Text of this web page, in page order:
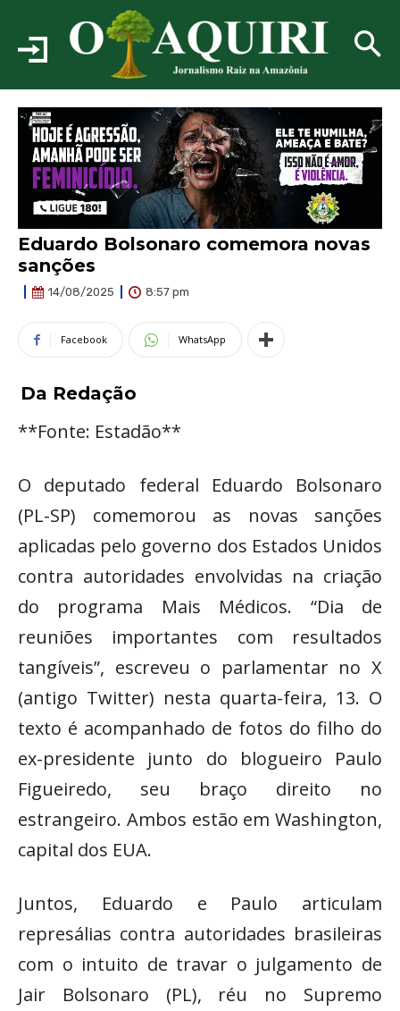
Eduardo Bolsonaro comemora novas
sanções
14/08/2025 8:57 pm
Facebook WhatsApp
Da Redação
**Fonte: Estadão**
O deputado federal Eduardo Bolsonaro
(PL-SP) comemorou as novas sanções
aplicadas pelo governo dos Estados Unidos
contra autoridades envolvidas na criação
do programa Mais Médicos. “Dia de
reuniões importantes com resultados
tangíveis”, escreveu o parlamentar no X
(antigo Twitter) nesta quarta-feira, 13. O
texto é acompanhado de fotos do filho do
ex-presidente junto do blogueiro Paulo
Figueiredo, seu braço direito no
estrangeiro. Ambos estão em Washington,
capital dos EUA.
Juntos, Eduardo e Paulo articulam
represálias contra autoridades brasileiras
com o intuito de travar o julgamento de
Jair Bolsonaro (PL), réu no Supremo